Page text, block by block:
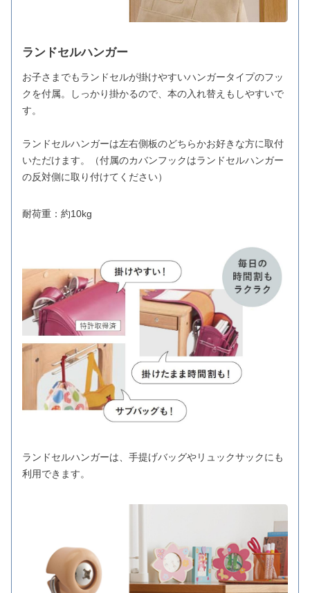
ランドセルハンガー
お子さまでもランドセルが掛けやすいハンガータイプのフッ
クを付属。しっかり掛かるので、本の入れ替えもしやすいで
す。
ランドセルハンガーは左右側板のどちらかお好きな方に取付
いただけます。（付属のカバンフックはランドセルハンガー
の反対側に取り付けてください）
耐荷重：約10kg
ランドセルハンガーは、手提げバッグやリュックサックにも
利用できます。